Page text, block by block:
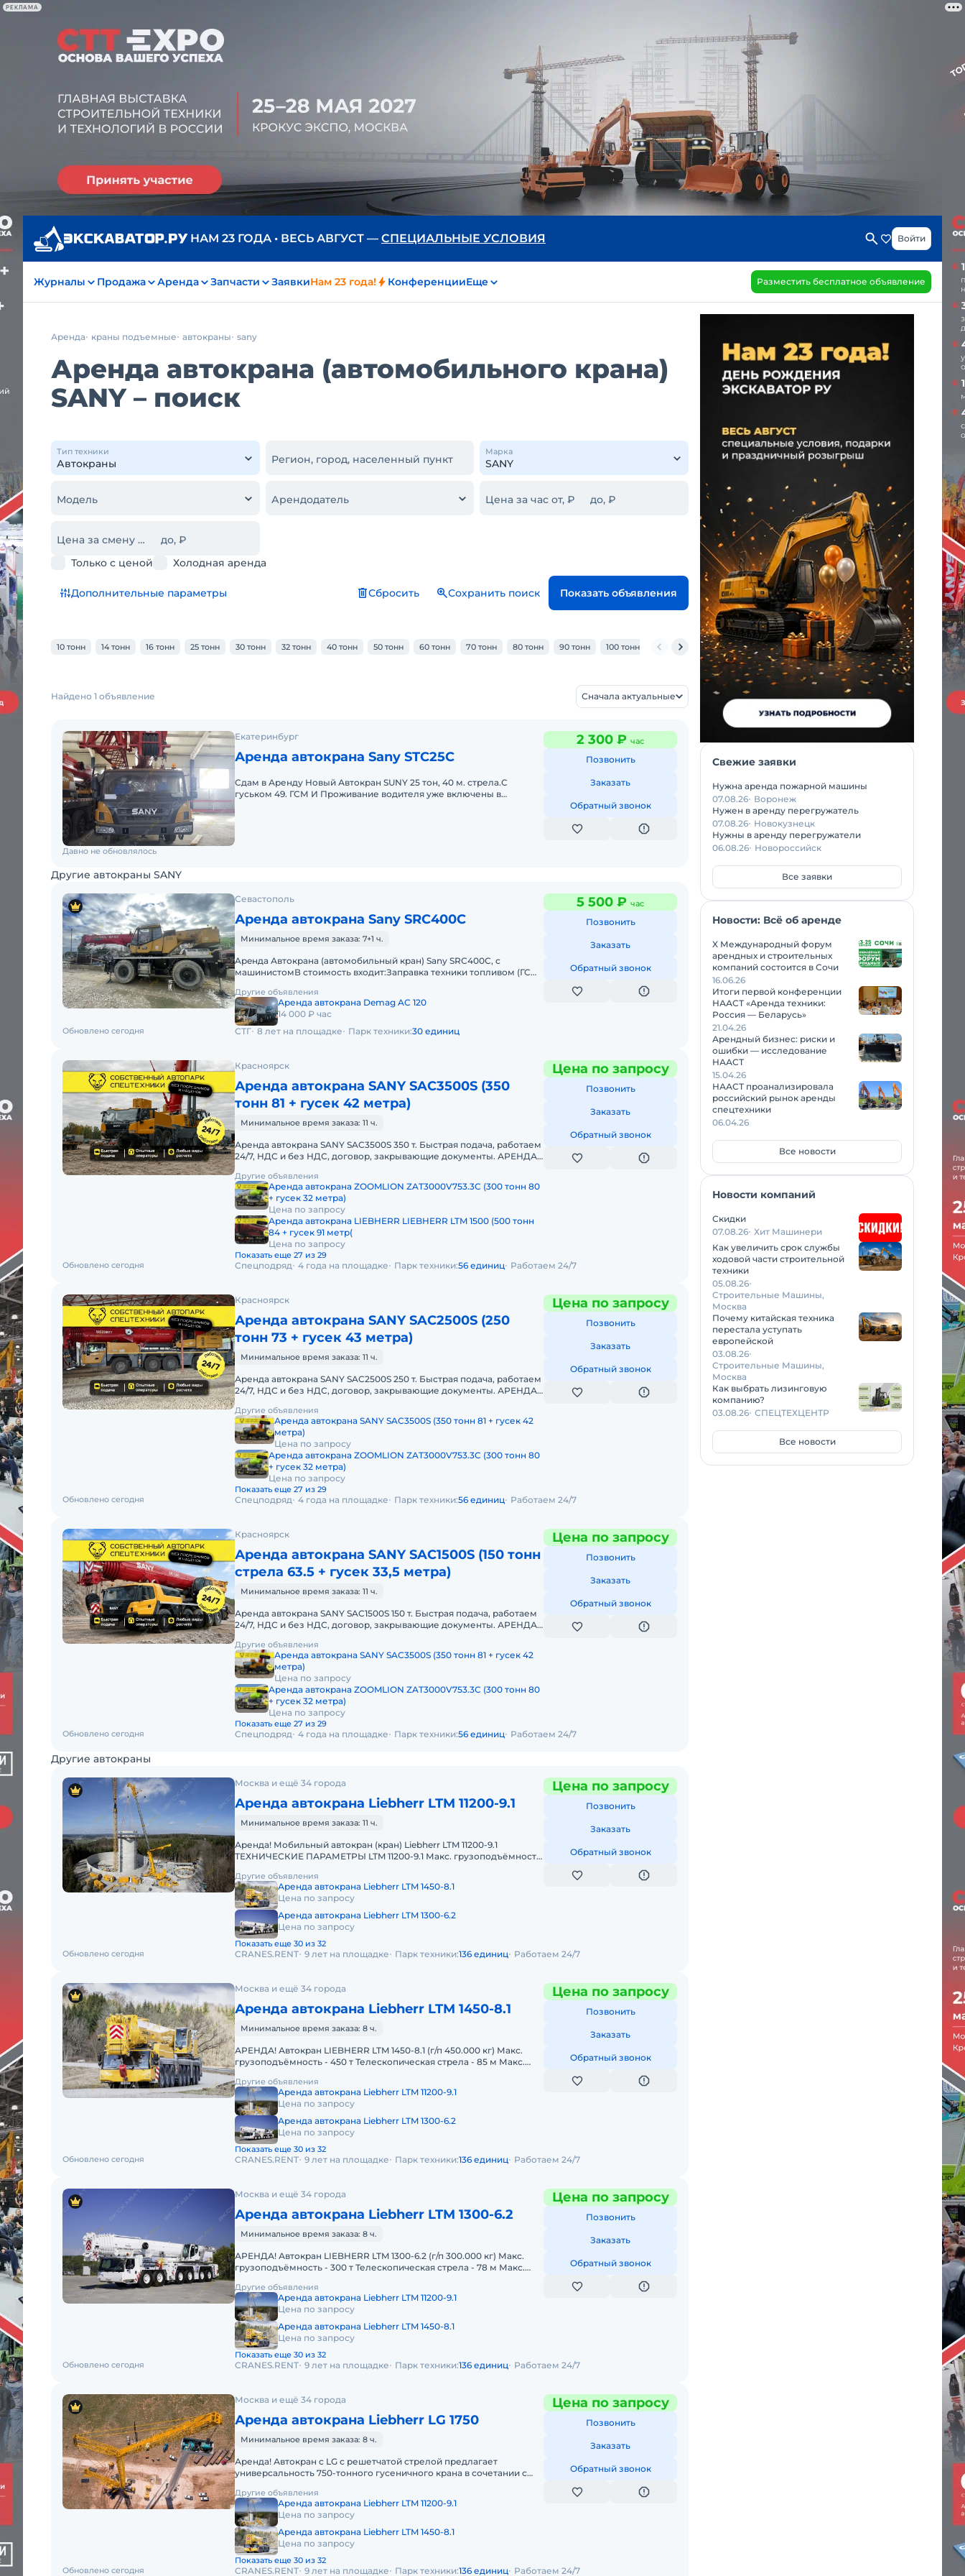
РЕКЛАМА
НАМ 23 ГОДА • ВЕСЬ АВГУСТ — СПЕЦИАЛЬНЫЕ УСЛОВИЯ Войти
Журналы Продажа Аренда Запчасти ЗаявкиНам 23 года! КонференцииЕще Разместить бесплатное объявление
Аренда краны подъемные автокраны sany
Аренда автокрана (автомобильного крана)
SANY – поиск
Тип техники
Регион, город, населенный пункт
Марка
Модель Арендодатель Цена за час от, ₽ до, ₽
Цена за смену от, ₽
до, ₽
Только с ценой
Холодная аренда
Дополнительные параметры Сбросить Сохранить поиск Показать объявления
10 тонн 14 тонн 16 тонн 25 тонн 30 тонн 32 тонн 40 тонн 50 тонн 60 тонн 70 тонн 80 тонн 90 тонн 100 тонн 150 тонн 160 тонн 200 тонн 250 тонн 300 тонн 350 тонн
Найдено 1 объявление Сначала актуальные
Екатеринбург
Аренда автокрана Sany STC25C
Сдам в Аренду Новый Автокран SUNY 25 тон, 40 м. стрела.С
гуськом 49. ГСМ И Проживание водителя уже включены в
2 300 ₽ час
Позвонить
Заказать
Обратный звонок
Давно не обновлялось
Другие автокраны SANY
Севастополь
Аренда автокрана Sany SRC400C
Минимальное время заказа: 7+1 ч.
Apeнда Автокрана (автомобильный кран) Sany SRC400C, с
машинистомВ стоимость входит:Заправка техники топливом (ГСМ)
Другие объявления
Аренда автокрана Demag AC 120
14 000 ₽ час
5 500 ₽ час
Позвонить
Заказать
Обратный звонок
Обновлено сегодня СТГ 8 лет на площадке Парк техники:30 единиц
Красноярск
Аренда автокрана SANY SAC3500S (350
тонн 81 + гусек 42 метра)
Минимальное время заказа: 11 ч.
Аренда автокрана SANY SAC3500S 350 т. Быстрая подача, работаем
24/7, НДС и без НДС, договор, закрывающие документы. АРЕНДА
Другие объявления
Аренда автокрана ZOOMLION ZAT3000V753.3C (300 тонн 80
+ гусек 32 метра)
Цена по запросу
Аренда автокрана LIEBHERR LIEBHERR LTM 1500 (500 тонн
84 + гусек 91 метр(
Цена по запросу
Показать еще 27 из 29
Цена по запросу
Позвонить
Заказать
Обратный звонок
Обновлено сегодня Спецподряд 4 года на площадке Парк техники:56 единиц Работаем 24/7
Красноярск
Аренда автокрана SANY SAC2500S (250
тонн 73 + гусек 43 метра)
Минимальное время заказа: 11 ч.
Аренда автокрана SANY SAC2500S 250 т. Быстрая подача, работаем
24/7, НДС и без НДС, договор, закрывающие документы. АРЕНДА
Другие объявления
Аренда автокрана SANY SAC3500S (350 тонн 81 + гусек 42
метра)
Цена по запросу
Аренда автокрана ZOOMLION ZAT3000V753.3C (300 тонн 80
+ гусек 32 метра)
Цена по запросу
Показать еще 27 из 29
Цена по запросу
Позвонить
Заказать
Обратный звонок
Обновлено сегодня Спецподряд 4 года на площадке Парк техники:56 единиц Работаем 24/7
Красноярск
Аренда автокрана SANY SAC1500S (150 тонн
стрела 63.5 + гусек 33,5 метра)
Минимальное время заказа: 11 ч.
Аренда автокрана SANY SAC1500S 150 т. Быстрая подача, работаем
24/7, НДС и без НДС, договор, закрывающие документы. АРЕНДА
Другие объявления
Аренда автокрана SANY SAC3500S (350 тонн 81 + гусек 42
метра)
Цена по запросу
Аренда автокрана ZOOMLION ZAT3000V753.3C (300 тонн 80
+ гусек 32 метра)
Цена по запросу
Показать еще 27 из 29
Цена по запросу
Позвонить
Заказать
Обратный звонок
Обновлено сегодня Спецподряд 4 года на площадке Парк техники:56 единиц Работаем 24/7
Другие автокраны
Москва и ещё 34 города
Аренда автокрана Liebherr LTM 11200-9.1
Минимальное время заказа: 11 ч.
Аренда! Мобильный автокран (кран) Liebherr LTM 11200-9.1
ТЕХНИЧЕСКИЕ ПАРАМЕТРЫ LTM 11200-9.1 Макс. грузоподъёмность:
Другие объявления
Аренда автокрана Liebherr LTM 1450-8.1
Цена по запросу
Аренда автокрана Liebherr LTM 1300-6.2
Цена по запросу
Показать еще 30 из 32
Цена по запросу
Позвонить
Заказать
Обратный звонок
Обновлено сегодня CRANES.RENT 9 лет на площадке Парк техники:136 единиц Работаем 24/7
Москва и ещё 34 города
Аренда автокрана Liebherr LTM 1450-8.1
Минимальное время заказа: 8 ч.
АРЕНДА! Автокран LIEBHERR LTM 1450-8.1 (г/п 450.000 кг) Макс.
грузоподъёмность - 450 т Телескопическая стрела - 85 м Макс.
Другие объявления
Аренда автокрана Liebherr LTM 11200-9.1
Цена по запросу
Аренда автокрана Liebherr LTM 1300-6.2
Цена по запросу
Показать еще 30 из 32
Цена по запросу
Позвонить
Заказать
Обратный звонок
Обновлено сегодня CRANES.RENT 9 лет на площадке Парк техники:136 единиц Работаем 24/7
Москва и ещё 34 города
Аренда автокрана Liebherr LTM 1300-6.2
Минимальное время заказа: 8 ч.
АРЕНДА! Автокран LIEBHERR LTM 1300-6.2 (г/п 300.000 кг) Макс.
грузоподъёмность - 300 т Телескопическая стрела - 78 м Макс.
Другие объявления
Аренда автокрана Liebherr LTM 11200-9.1
Цена по запросу
Аренда автокрана Liebherr LTM 1450-8.1
Цена по запросу
Показать еще 30 из 32
Цена по запросу
Позвонить
Заказать
Обратный звонок
Обновлено сегодня CRANES.RENT 9 лет на площадке Парк техники:136 единиц Работаем 24/7
Москва и ещё 34 города
Аренда автокрана Liebherr LG 1750
Минимальное время заказа: 8 ч.
Аренда! Автокран с LG с решетчатой стрелой предлагает
универсальность 750-тонного гусеничного крана в сочетании с
Другие объявления
Аренда автокрана Liebherr LTM 11200-9.1
Цена по запросу
Аренда автокрана Liebherr LTM 1450-8.1
Цена по запросу
Показать еще 30 из 32
Цена по запросу
Позвонить
Заказать
Обратный звонок
Обновлено сегодня CRANES.RENT 9 лет на площадке Парк техники:136 единиц Работаем 24/7
Свежие заявки
Нужна аренда пожарной машины
07.08.26 Воронеж
Нужен в аренду перегружатель
07.08.26 Новокузнецк
Нужны в аренду перегружатели
06.08.26 Новороссийск
Все заявки
Новости: Всё об аренде
X Международный форум
арендных и строительных
компаний состоится в Сочи
16.06.26
Итоги первой конференции
НААСТ «Аренда техники:
Россия — Беларусь»
21.04.26
Арендный бизнес: риски и
ошибки — исследование
НААСТ
15.04.26
НААСТ проанализировала
российский рынок аренды
спецтехники
06.04.26
Все новости
Новости компаний
Скидки
07.08.26 Хит Машинери
Как увеличить срок службы
ходовой части строительной
техники
05.08.26
Строительные Машины,
Москва
Почему китайская техника
перестала уступать
европейской
03.08.26
Строительные Машины,
Москва
Как выбрать лизинговую
компанию?
03.08.26 СПЕЦТЕХЦЕНТР
Все новости